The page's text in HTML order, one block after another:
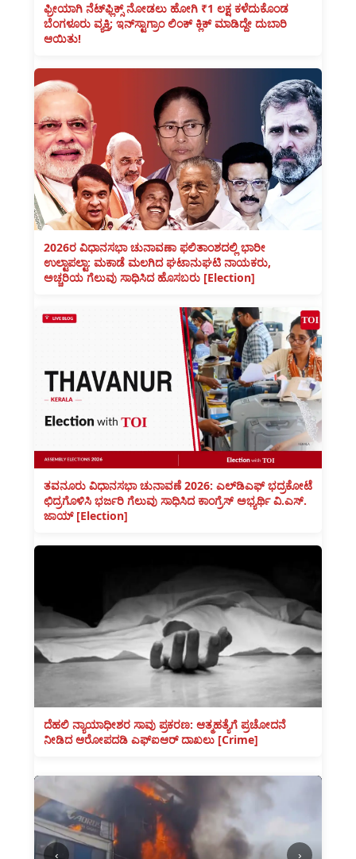
ಫ್ರೀಯಾಗಿ ನೆಟ್‌ಫ್ಲಿಕ್ಸ್ ನೋಡಲು ಹೋಗಿ ₹1 ಲಕ್ಷ ಕಳೆದುಕೊಂಡ
ಬೆಂಗಳೂರು ವ್ಯಕ್ತಿ; ಇನ್‌ಸ್ಟಾಗ್ರಾಂ ಲಿಂಕ್ ಕ್ಲಿಕ್ ಮಾಡಿದ್ದೇ ದುಬಾರಿ
ಆಯಿತು!
2026ರ ವಿಧಾನಸಭಾ ಚುನಾವಣಾ ಫಲಿತಾಂಶದಲ್ಲಿ ಭಾರೀ
ಉಲ್ಟಾಪಲ್ಟಾ: ಮಕಾಡೆ ಮಲಗಿದ ಘಟಾನುಘಟಿ ನಾಯಕರು,
ಅಚ್ಚರಿಯ ಗೆಲುವು ಸಾಧಿಸಿದ ಹೊಸಬರು [Election]
ತವನೂರು ವಿಧಾನಸಭಾ ಚುನಾವಣೆ 2026: ಎಲ್‌ಡಿಎಫ್ ಭದ್ರಕೋಟೆ
ಛಿದ್ರಗೊಳಿಸಿ ಭರ್ಜರಿ ಗೆಲುವು ಸಾಧಿಸಿದ ಕಾಂಗ್ರೆಸ್ ಅಭ್ಯರ್ಥಿ ವಿ.ಎಸ್.
ಜಾಯ್ [Election]
ದೆಹಲಿ ನ್ಯಾಯಾಧೀಶರ ಸಾವು ಪ್ರಕರಣ: ಆತ್ಮಹತ್ಯೆಗೆ ಪ್ರಚೋದನೆ
ನೀಡಿದ ಆರೋಪದಡಿ ಎಫ್‌ಐಆರ್ ದಾಖಲು [Crime]
‹ ›